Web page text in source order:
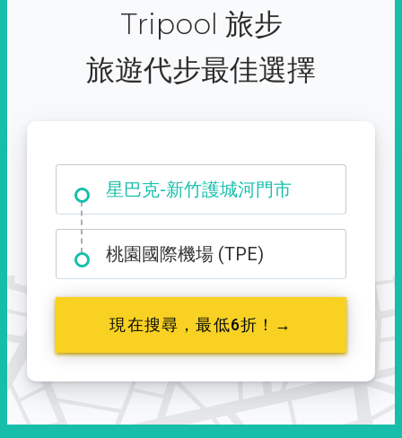
Tripool 旅步
旅遊代步最佳選擇
星巴克-新竹護城河門市
大霸尖山登山口
桃園國際機場 (TPE)
現在搜尋，最低6折！→